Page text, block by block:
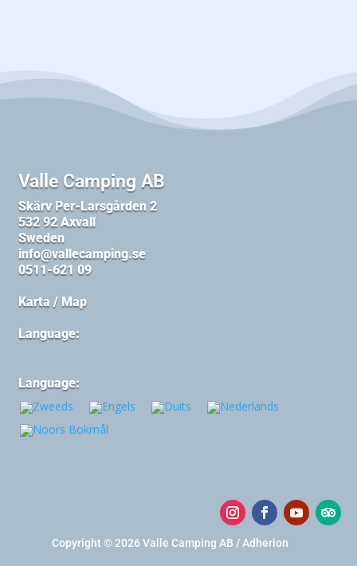
Valle Camping AB
Skärv Per-Larsgården 2
532 92 Axvall
Sweden
info@vallecamping.se
0511-621 09
Karta / Map
Language:
Language:
Copyright © 2026 Valle Camping AB / Adherion